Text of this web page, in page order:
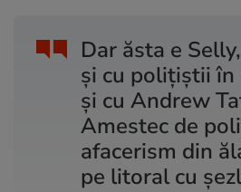
Dar ăsta e
și cu polițiștii în
și cu Andrew
Amestec de
afacerism din
pe litoral cu